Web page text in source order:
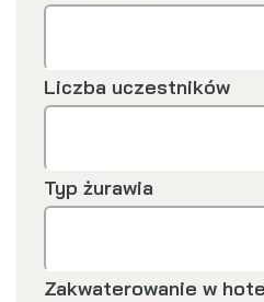
Liczba uczestników
Typ żurawia
Zakwaterowanie w